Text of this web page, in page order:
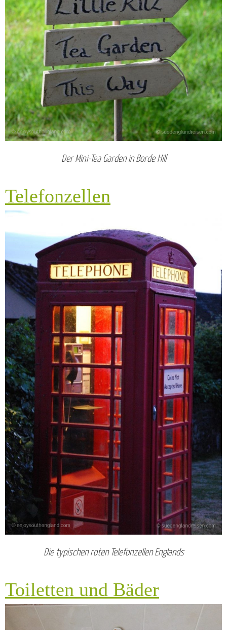
Der Mini-Tea Garden in Borde Hill
Telefonzellen
Die typischen roten Telefonzellen Englands
Toiletten und Bäder